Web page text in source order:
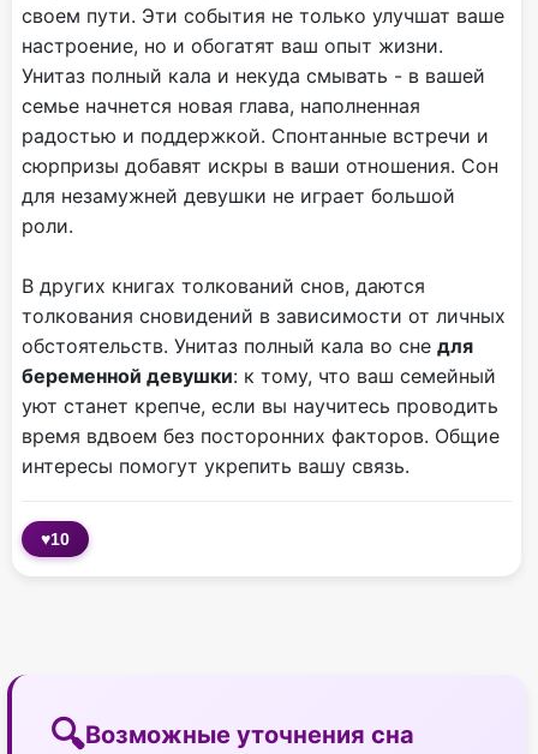
своем пути. Эти события не только улучшат ваше
настроение, но и обогатят ваш опыт жизни.
Унитаз полный кала и некуда смывать - в вашей
семье начнется новая глава, наполненная
радостью и поддержкой. Спонтанные встречи и
сюрпризы добавят искры в ваши отношения. Сон
для незамужней девушки не играет большой
роли.
В других книгах толкований снов, даются
толкования сновидений в зависимости от личных
обстоятельств. Унитаз полный кала во сне для
беременной девушки: к тому, что ваш семейный
уют станет крепче, если вы научитесь проводить
время вдвоем без посторонних факторов. Общие
интересы помогут укрепить вашу связь.
♥10
Возможные уточнения сна